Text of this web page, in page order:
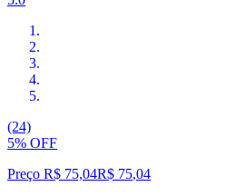
(24)
5% OFF
Preço R$ 75,04R$ 75,04